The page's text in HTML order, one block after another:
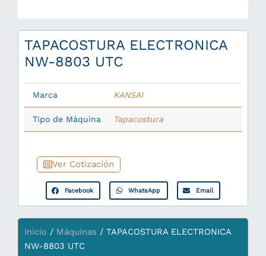
TAPACOSTURA ELECTRONICA
NW-8803 UTC
Marca KANSAI
Tipo de Máquina Tapacostura
Ver Cotización
Facebook WhatsApp Email
Inicio / Máquinas / TAPACOSTURA ELECTRONICA
NW-8803 UTC